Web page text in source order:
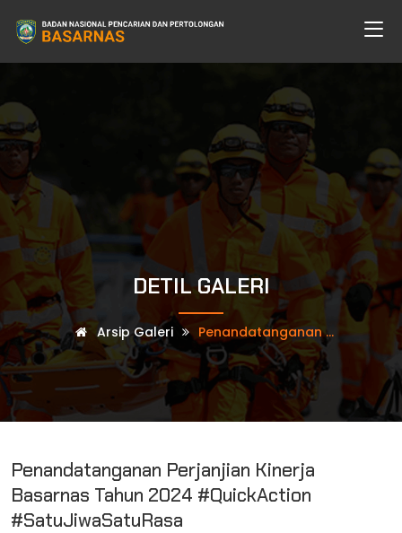
DETIL GALERI
Arsip Galeri Penandatanganan ...
Penandatanganan Perjanjian Kinerja
Basarnas Tahun 2024 #QuickAction
#SatuJiwaSatuRasa